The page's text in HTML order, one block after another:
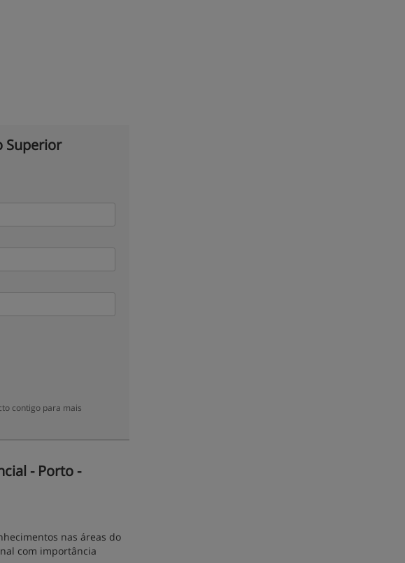
Superior
contigo para mais
- Porto -
nas áreas do
com importância